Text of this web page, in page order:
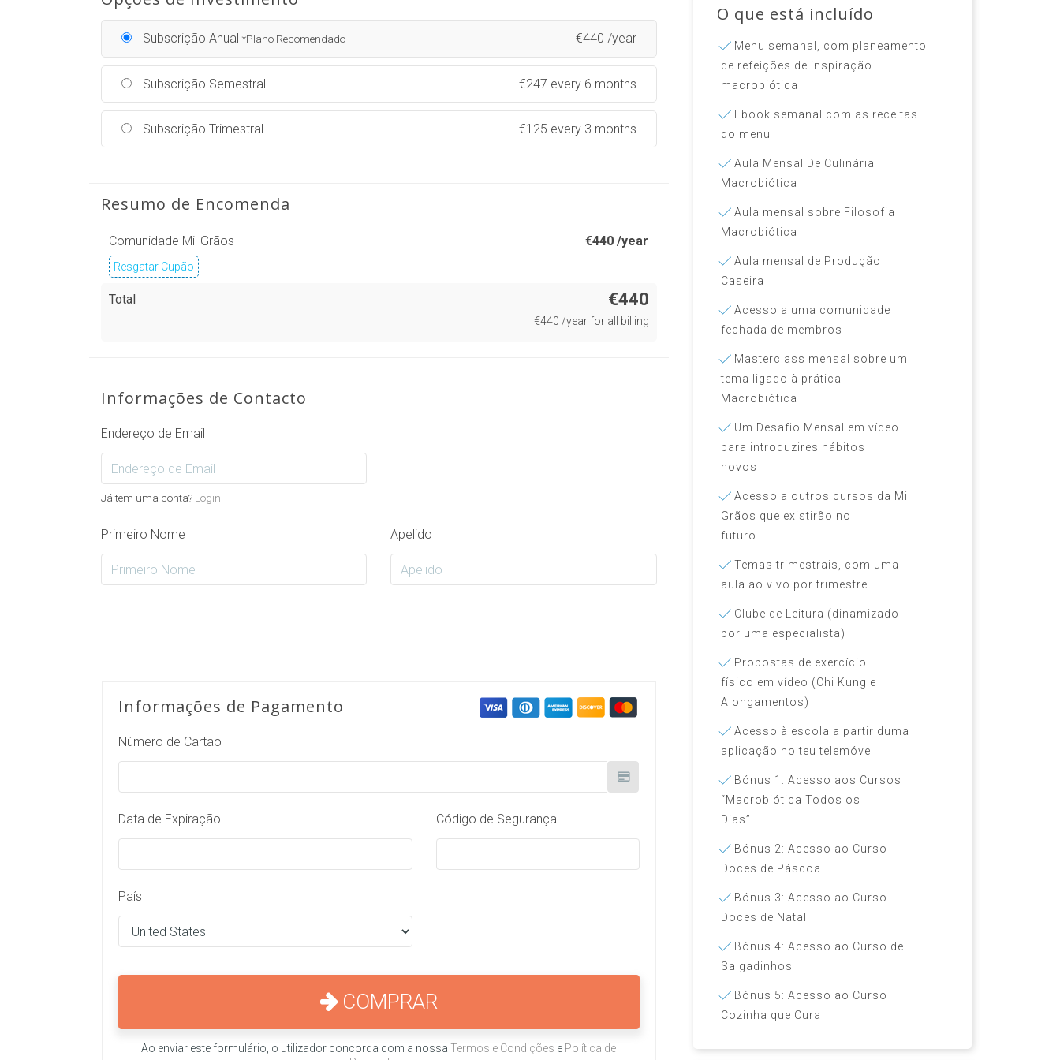
Subscrição Anual *Plano Recomendado €440 /year
Subscrição Semestral €247 every 6 months
Subscrição Trimestral €125 every 3 months
Resumo de Encomenda
Comunidade Mil Grãos €440 /year
Resgatar Cupão
Total €440
€440 /year for all billing
Informações de Contacto
Endereço de Email
Já tem uma conta? Login
Primeiro Nome Apelido
Informações de Pagamento
Número de Cartão
Data de Expiração Código de Segurança
País
COMPRAR
Ao enviar este formulário, o utilizador concorda com a nossaTermos e Condições e Política de
O que está incluído
Menu semanal, com planeamento
de refeições de inspiração
macrobiótica
Ebook semanal com as receitas
do menu
Aula Mensal De Culinária
Macrobiótica
Aula mensal sobre Filosofia
Macrobiótica
Aula mensal de Produção
Caseira
Acesso a uma comunidade
fechada de membros
Masterclass mensal sobre um
tema ligado à prática
Macrobiótica
Um Desafio Mensal em vídeo
para introduzires hábitos
novos
Acesso a outros cursos da Mil
Grãos que existirão no
futuro
Temas trimestrais, com uma
aula ao vivo por trimestre
Clube de Leitura (dinamizado
por uma especialista)
Propostas de exercício
físico em vídeo (Chi Kung e
Alongamentos)
Acesso à escola a partir duma
aplicação no teu telemóvel
Bónus 1: Acesso aos Cursos
“Macrobiótica Todos os
Dias”
Bónus 2: Acesso ao Curso
Doces de Páscoa
Bónus 3: Acesso ao Curso
Doces de Natal
Bónus 4: Acesso ao Curso de
Salgadinhos
Bónus 5: Acesso ao Curso
Cozinha que Cura